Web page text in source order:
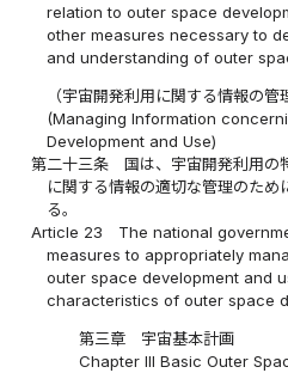
relation to outer space
other measures necessary to
and understanding of outer
（宇宙開発利用に関する情報の管
(Managing Information
Development and Use)
第二十三条
国は、宇宙開発利用の
に関する情報の適切な管理のた
る。
Article 23
The national
measures to appropriately
outer space development and
characteristics of outer space
第三章 宇宙基本計画
Chapter III Basic Outer